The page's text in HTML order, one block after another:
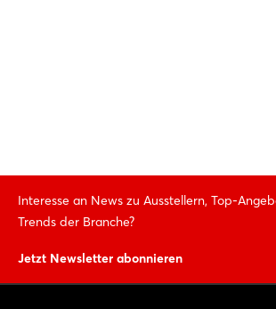
Interesse an News zu Ausstellern, Top-
Trends der Branche?
Jetzt Newsletter abonnieren